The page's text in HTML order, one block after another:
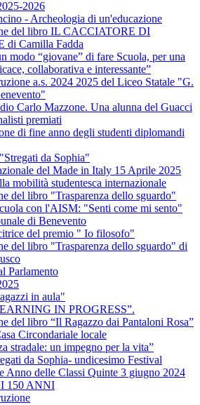
2026
- Archeologia di un'educazione
del libro IL CACCIATORE DI
di Camilla Fadda
modo “giovane” di fare Scuola, per una
collaborativa e interessante”
a.s. 2024 2025 del Liceo Statale "G.
Carlo Mazzone. Una alunna del Guacci
premiati
di fine anno degli studenti diplomandi
da Sophia"
del Made in Italy 15 Aprile 2025
mobilità studentesca internazionale
del libro "Trasparenza dello sguardo"
con l'AISM: "Senti come mi sento"
di Benevento
del premio " Io filosofo"
del libro "Trasparenza dello sguardo" di
Parlamento
in aula"
IN PROGRESS”.
del libro “Il Ragazzo dai Pantaloni Rosa”
Circondariale locale
stradale: un impegno per la vita”
da Sophia- undicesimo Festival
Anno delle Classi Quinte 3 giugno 2024
150 ANNI